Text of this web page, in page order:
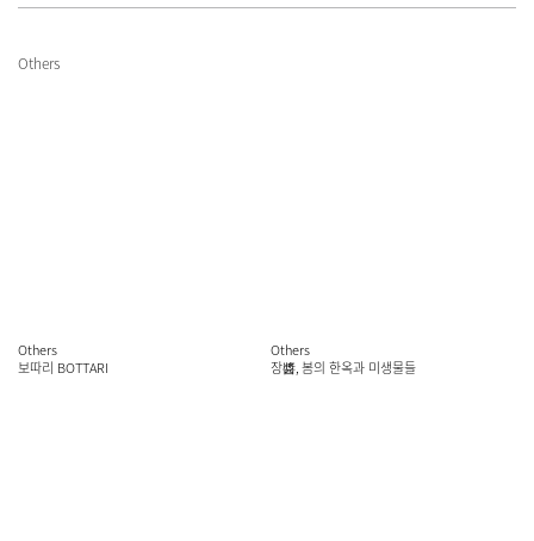
Others
Others
보따리 BOTTARI
Others
장醬, 봄의 한옥과 미생물들